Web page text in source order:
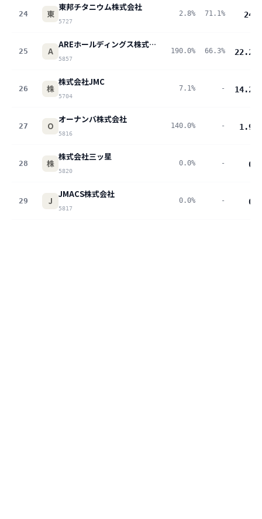
24 東
東邦チタニウム株式会社
5727
2.8% 71.1% 24
25 A
AREホールディングス株式会社
5857
190.0% 66.3% 22.2
26 株
株式会社JMC
5704
7.1% - 14.2
27 O
オーナンバ株式会社
5816
140.0% - 1.9
28 株
株式会社三ッ星
5820
0.0% - 0
29 J
JMACS株式会社
5817
0.0% - 0